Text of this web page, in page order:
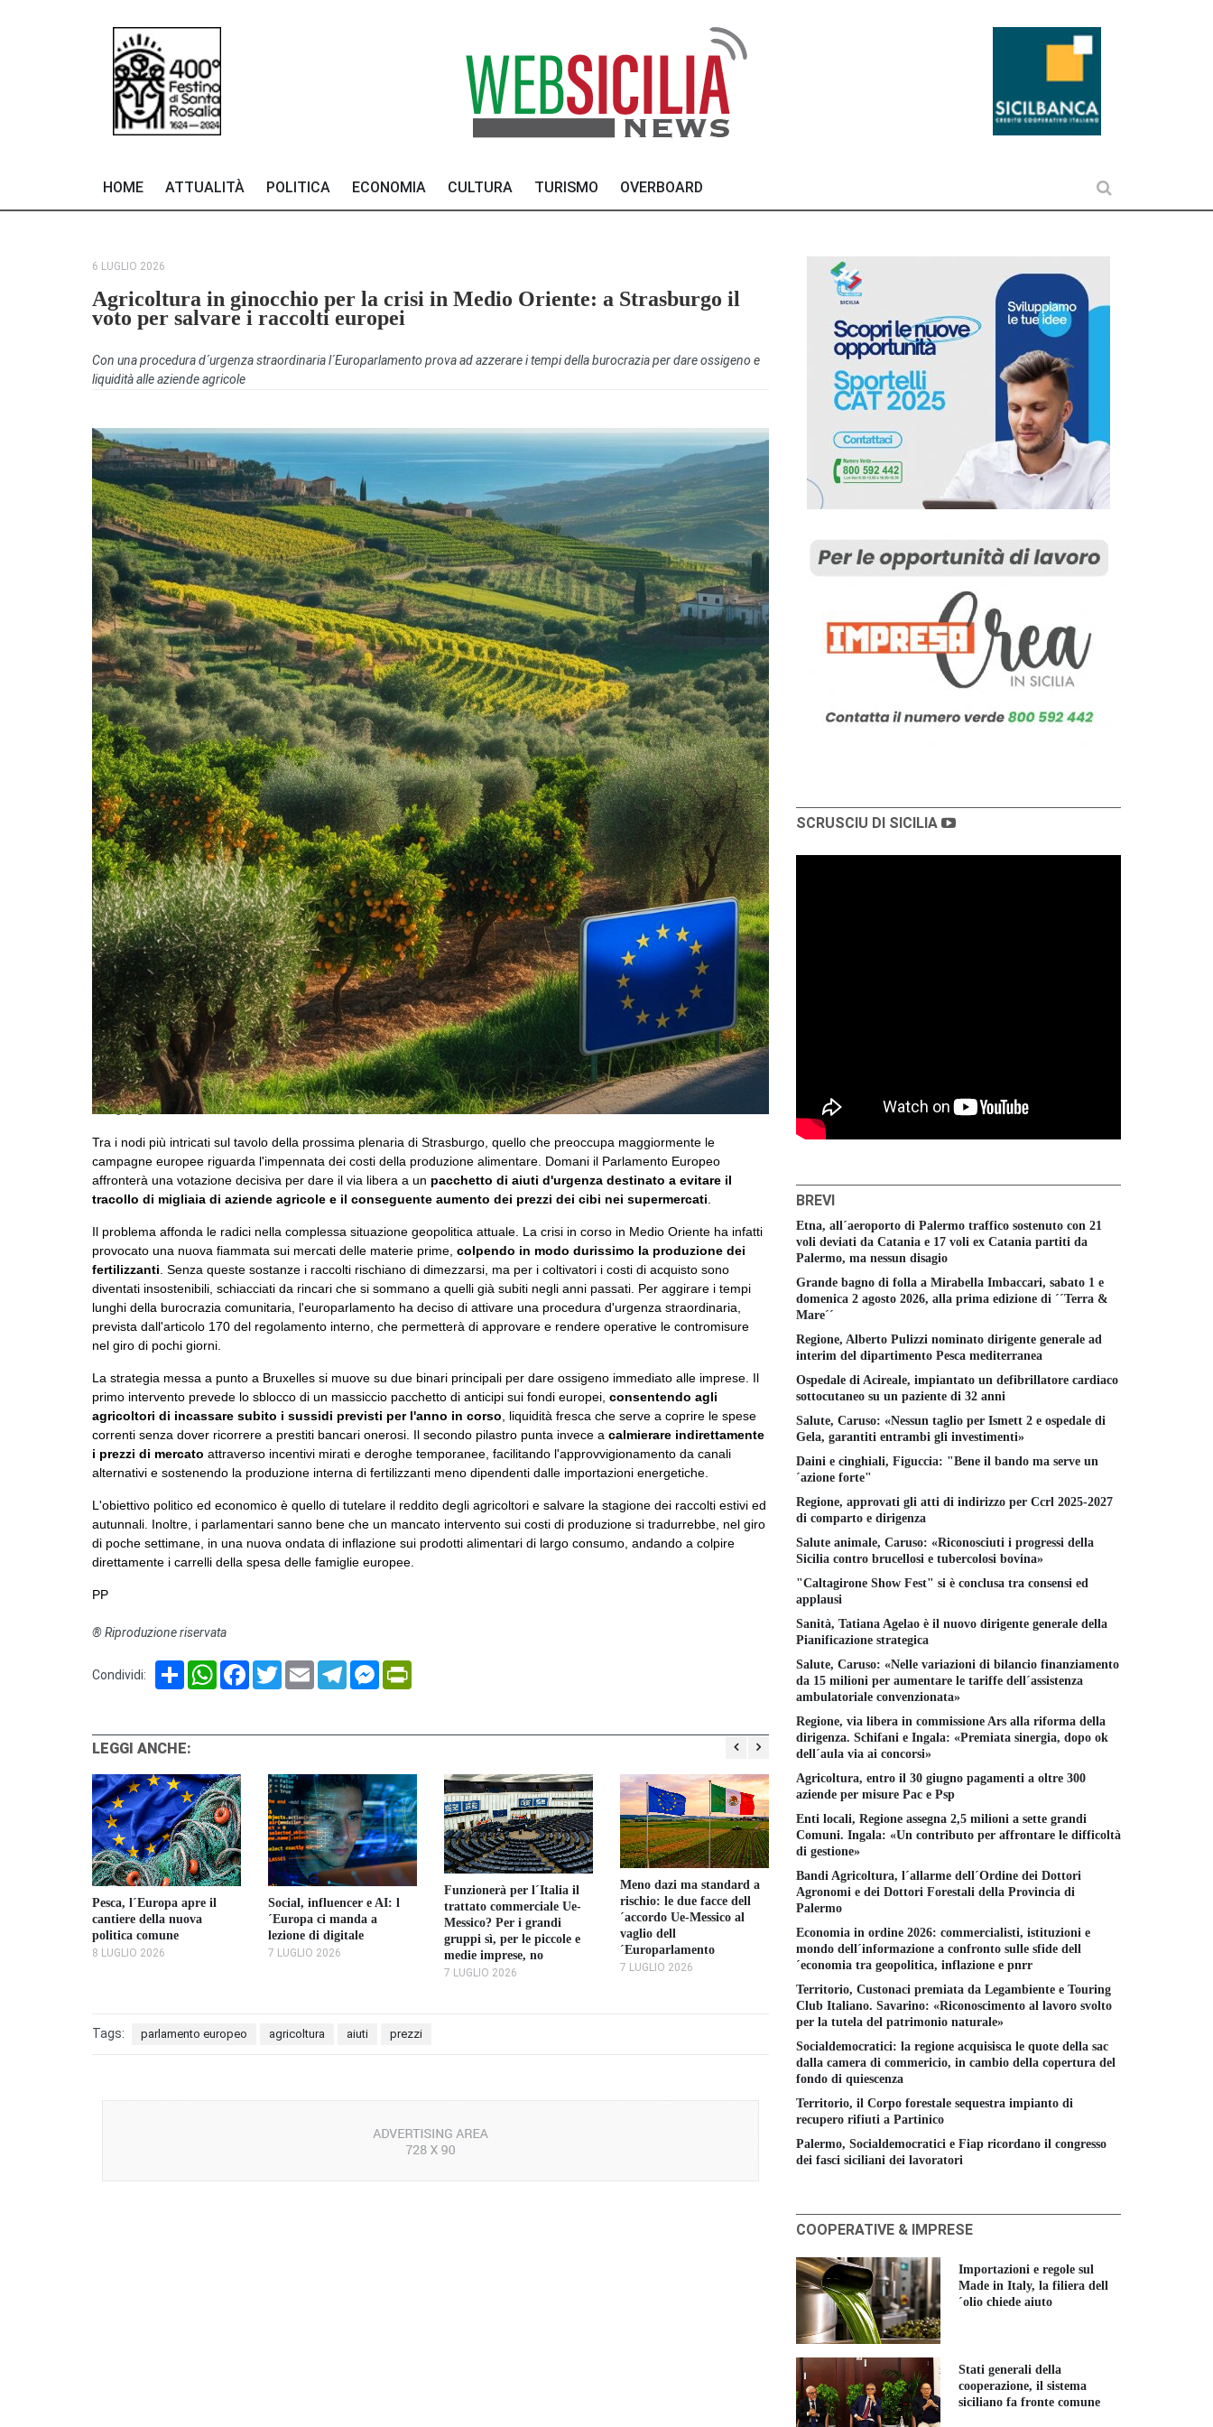
HOME ATTUALITÀ POLITICA ECONOMIA CULTURA TURISMO OVERBOARD
6 LUGLIO 2026
Agricoltura in ginocchio per la crisi in Medio Oriente: a Strasburgo il
voto per salvare i raccolti europei
Con una procedura d´urgenza straordinaria l´Europarlamento prova ad azzerare i tempi della burocrazia per dare ossigeno e
liquidità alle aziende agricole
immagine generata da AI
Tra i nodi più intricati sul tavolo della prossima plenaria di Strasburgo, quello che preoccupa maggiormente le
campagne europee riguarda l'impennata dei costi della produzione alimentare. Domani il Parlamento Europeo
affronterà una votazione decisiva per dare il via libera a un pacchetto di aiuti d'urgenza destinato a evitare il
tracollo di migliaia di aziende agricole e il conseguente aumento dei prezzi dei cibi nei supermercati
Il problema affonda le radici nella complessa situazione geopolitica attuale. La crisi in corso in Medio Oriente ha infatti
provocato una nuova fiammata sui mercati delle materie prime, colpendo in modo durissimo la produzione dei
fertilizzanti . Senza queste sostanze i raccolti rischiano di dimezzarsi, ma per i coltivatori i costi di acquisto sono
diventati insostenibili, schiacciati da rincari che si sommano a quelli già subiti negli anni passati. Per aggirare i tempi
lunghi della burocrazia comunitaria, l'europarlamento ha deciso di attivare una procedura d'urgenza straordinaria,
prevista dall'articolo 170 del regolamento interno, che permetterà di approvare e rendere operative le contromisure
nel giro di pochi giorni.
La strategia messa a punto a Bruxelles si muove su due binari principali per dare ossigeno immediato alle imprese. Il
primo intervento prevede lo sblocco di un massiccio pacchetto di anticipi sui fondi europei, consentendo agli
agricoltori di incassare subito i sussidi previsti per l'anno in corso , liquidità fresca che serve a coprire le spese
correnti senza dover ricorrere a prestiti bancari onerosi. Il secondo pilastro punta invece a calmierare indirettamente
i prezzi di mercato attraverso incentivi mirati e deroghe temporanee, facilitando l'approvvigionamento da canali
alternativi e sostenendo la produzione interna di fertilizzanti meno dipendenti dalle importazioni energetiche.
L'obiettivo politico ed economico è quello di tutelare il reddito degli agricoltori e salvare la stagione dei raccolti estivi ed
autunnali. Inoltre, i parlamentari sanno bene che un mancato intervento sui costi di produzione si tradurrebbe, nel giro
di poche settimane, in una nuova ondata di inflazione sui prodotti alimentari di largo consumo, andando a colpire
direttamente i carrelli della spesa delle famiglie europee.
PP
® Riproduzione riservata
Condividi: Share WhatsAppFacebook
TwitterEmail TelegramMessenger
LEGGI ANCHE:
Pesca, l´Europa apre il
cantiere della nuova
politica comune
8 LUGLIO 2026
Social, influencer e AI: l
´Europa ci manda a
lezione di digitale
7 LUGLIO 2026
Funzionerà per l´Italia il
trattato commerciale Ue-
Messico? Per i grandi
gruppi sì, per le piccole e
medie imprese, no
7 LUGLIO 2026
Meno dazi ma standard a
rischio: le due facce dell
´accordo Ue-Messico al
vaglio dell
´Europarlamento
7 LUGLIO 2026
Viaggiatori protetti,
automotive: la settimana
calda del Parlamento
Europeo
3 LUGLIO 2026
AI, l´Europa mette al
bando le app "nudifier"
Tags: parlamento europeo agricoltura aiuti prezzi
SCRUSCIU DI SICILIA
BREVI
Etna, all´aeroporto di Palermo traffico sostenuto con 21
voli deviati da Catania e 17 voli ex Catania partiti da
Palermo, ma nessun disagio
Grande bagno di folla a Mirabella Imbaccari, sabato 1 e
domenica 2 agosto 2026, alla prima edizione di ´´Terra &
Mare´´
Regione, Alberto Pulizzi nominato dirigente generale ad
interim del dipartimento Pesca mediterranea
Ospedale di Acireale, impiantato un defibrillatore cardiaco
sottocutaneo su un paziente di 32 anni
Salute, Caruso: «Nessun taglio per Ismett 2 e ospedale di
Gela, garantiti entrambi gli investimenti»
Daini e cinghiali, Figuccia: "Bene il bando ma serve un
´azione forte"
Regione, approvati gli atti di indirizzo per Ccrl 2025-2027
di comparto e dirigenza
Salute animale, Caruso: «Riconosciuti i progressi della
Sicilia contro brucellosi e tubercolosi bovina»
"Caltagirone Show Fest" si è conclusa tra consensi ed
applausi
Sanità, Tatiana Agelao è il nuovo dirigente generale della
Pianificazione strategica
Salute, Caruso: «Nelle variazioni di bilancio finanziamento
da 15 milioni per aumentare le tariffe dell´assistenza
ambulatoriale convenzionata»
Regione, via libera in commissione Ars alla riforma della
dirigenza. Schifani e Ingala: «Premiata sinergia, dopo ok
dell´aula via ai concorsi»
Agricoltura, entro il 30 giugno pagamenti a oltre 300
aziende per misure Pac e Psp
Enti locali, Regione assegna 2,5 milioni a sette grandi
Comuni. Ingala: «Un contributo per affrontare le difficoltà
di gestione»
Bandi Agricoltura, l´allarme dell´Ordine dei Dottori
Agronomi e dei Dottori Forestali della Provincia di
Palermo
Economia in ordine 2026: commercialisti, istituzioni e
mondo dell´informazione a confronto sulle sfide dell
´economia tra geopolitica, inflazione e pnrr
Territorio, Custonaci premiata da Legambiente e Touring
Club Italiano. Savarino: «Riconoscimento al lavoro svolto
per la tutela del patrimonio naturale»
Socialdemocratici: la regione acquisisca le quote della sac
dalla camera di commericio, in cambio della copertura del
fondo di quiescenza
Territorio, il Corpo forestale sequestra impianto di
recupero rifiuti a Partinico
Palermo, Socialdemocratici e Fiap ricordano il congresso
dei fasci siciliani dei lavoratori
COOPERATIVE & IMPRESE
Importazioni e regole sul
Made in Italy, la filiera dell
´olio chiede aiuto
Stati generali della
cooperazione, il sistema
siciliano fa fronte comune